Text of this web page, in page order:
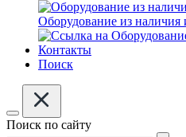
Оборудование из наличия
Контакты
Поиск
Поиск по сайту